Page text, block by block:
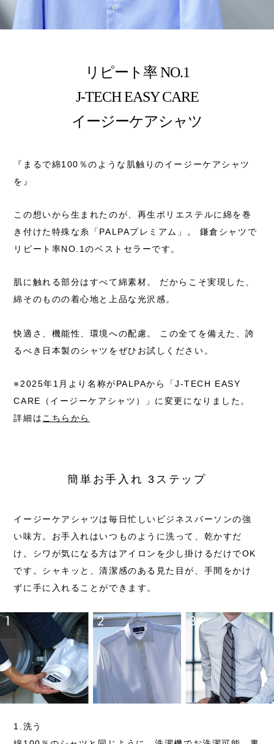
リピート率 NO.1
J-TECH EASY CARE
イージーケアシャツ
『まるで綿100％のような肌触りのイージーケアシャツ
を』
この想いから生まれたのが、 再生ポリエステルに綿を巻
き付けた特殊な糸「PALPAプレミアム」。
鎌倉シャツで
リピート率NO.1のベストセラーです。
肌に触れる部分はすべて綿素材。
だからこそ実現した、
綿そのものの着心地と上品な光沢感。
快適さ、機能性、環境への配慮。
この全てを備えた、誇
るべき日本製のシャツをぜひお試しください。
※2025年1月より名称がPALPAから
「J-TECH EASY
CARE（イージーケアシャツ）」に変更になりました。
詳細は こちらから
簡単お手入れ 3ステップ
イージーケアシャツは毎日忙しいビジネスパーソンの強
い味方。お手入れはいつものように洗って、乾かすだ
け。シワが気になる方はアイロンを少し掛けるだけでOK
です。シャキッと、清潔感のある見た目が、手間をかけ
ずに手に入れることができます。
1.洗う